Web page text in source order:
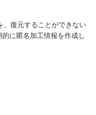
、復元することができない
に匿名加工情報を作成し